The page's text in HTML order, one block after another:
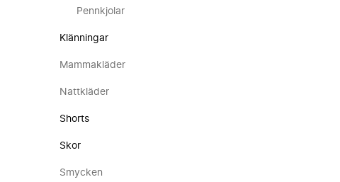
Pennkjolar
Klänningar
Mammakläder
Nattkläder
Shorts
Skor
Smycken